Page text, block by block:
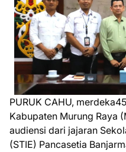
PURUK CAHU,
Kabupaten Murung Raya
audiensi dari jajaran
(STIE) Pancasetia